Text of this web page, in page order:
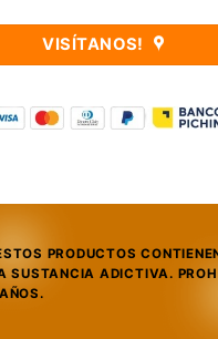
VISÍTANOS!
PRODUCTOS
SUSTANCIA ADICTIVA.